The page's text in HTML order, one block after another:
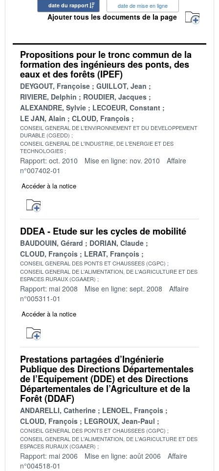
date du rapport date de mise en ligne
Ajouter tous les documents de la page
Propositions pour le tronc commun de la
formation des ingénieurs des ponts, des
eaux et des forêts (IPEF)
DEYGOUT, Françoise
GUILLOT, Jean
RIVIERE, Delphin
ROUDIER, Jacques
ALEXANDRE, Sylvie
LECOEUR, Constant
LE JAN, Alain
CLOUD, François
CONSEIL GENERAL DE L'ENVIRONNEMENT ET DU DEVELOPPEMENT
DURABLE (CGEDD)
CONSEIL GENERAL DE L'INDUSTRIE, DE L'ENERGIE ET DES
TECHNOLOGIES
Rapport: oct. 2010 Mise en ligne: nov. 2010
Affaire
n°007402-01
Accéder à la notice
DDEA - Etude sur les cycles de mobilité
BAUDOUIN, Gérard
DORIAN, Claude
CLOUD, François
LERAT, François
CONSEIL GENERAL DES PONTS ET CHAUSSEES (CGPC)
CONSEIL GENERAL DE L'ALIMENTATION, DE L'AGRICULTURE ET DES
ESPACES RURAUX (CGAAER)
Rapport: mai 2008 Mise en ligne: sept. 2008
Affaire
n°005311-01
Accéder à la notice
Prestations partagées d’Ingénierie
Publique des Directions Départementales
de l’Equipement (DDE) et des Directions
Départementales de l’Agriculture et de la
Forêt (DDAF)
ANDARELLI, Catherine
LENOEL, François
CLOUD, François
LEGROUX, Jean-Paul
CONSEIL GENERAL DES PONTS ET CHAUSSEES (CGPC)
CONSEIL GENERAL DE L'ALIMENTATION, DE L'AGRICULTURE ET DES
ESPACES RURAUX (CGAAER)
Rapport: mai 2006 Mise en ligne: août 2006
Affaire
n°004518-01